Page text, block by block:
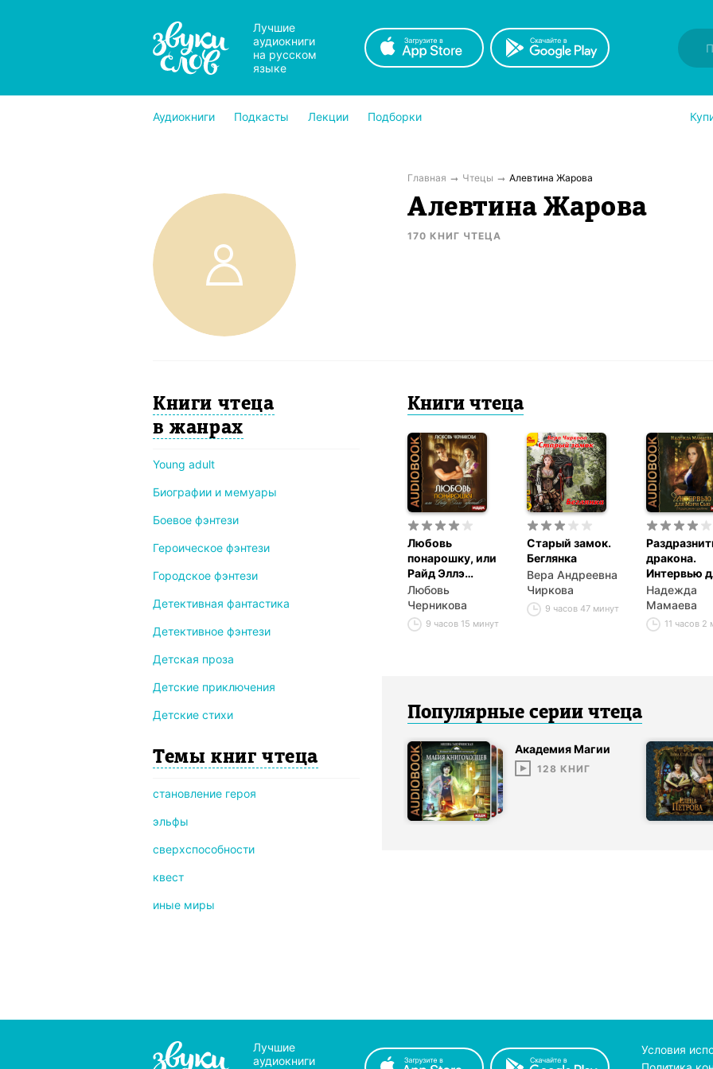
Лучшие
аудиокниги
на русском
языке
Аудиокниги Подкасты Лекции Подборки
Главная Чтецы Алевтина Жарова
Алевтина Жарова
170 КНИГ ЧТЕЦА
Книги чтеца
в жанрах
Young adult
Биографии и мемуары
Боевое фэнтези
Героическое фэнтези
Городское фэнтези
Детективная фантастика
Детективное фэнтези
Детская проза
Детские приключения
Детские стихи
Темы книг чтеца
становление героя
эльфы
сверхспособности
квест
иные миры
Книги чтеца
Любовь
понарошку, или
Райд Эллэ
против!
Любовь
Черникова
9 часов 15 минут
Старый замок.
Беглянка
Вера Андреевна
Чиркова
9 часов 47 минут
дракона.
Интервью
Мэри Сью
Надежда
Мамаева
11 часов 2
Популярные серии чтеца
Академия Магии
128 КНИГ
Лучшие
аудиокниги
Условия